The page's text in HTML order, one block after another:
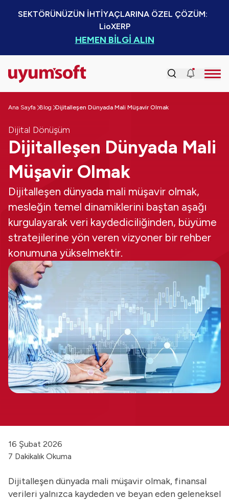
SEKTÖRÜNÜZÜN İHTİYAÇLARINA ÖZEL ÇÖZÜM:
LioXERP
HEMEN BİLGİ ALIN
Ana Sayfa Blog Dijitalleşen Dünyada Mali Müşavir Olmak
Dijital Dönüşüm
Dijitalleşen Dünyada Mali
Müşavir Olmak
Dijitalleşen dünyada mali müşavir olmak,
mesleğin temel dinamiklerini baştan aşağı
kurgulayarak veri kaydediciliğinden, büyüme
stratejilerine yön veren vizyoner bir rehber
konumuna yükselmektir.
16 Şubat 2026
7 Dakikalık Okuma
Dijitalleşen dünyada mali müşavir olmak, finansal
verileri yalnızca kaydeden ve beyan eden geleneksel